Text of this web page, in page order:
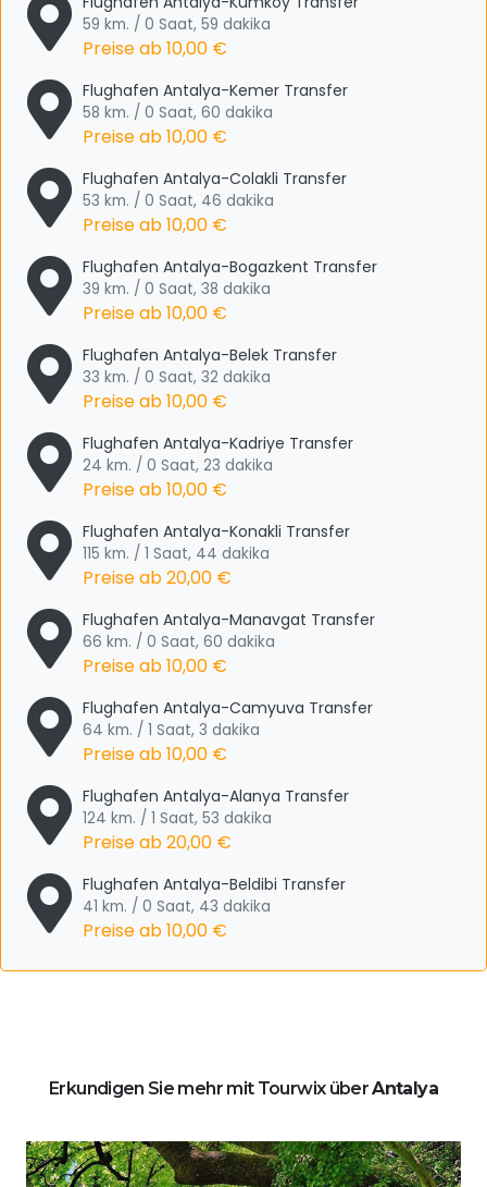
59 km. / 0 Saat, 59 dakika
Preise ab10,00 €
Flughafen Antalya-Kemer Transfer
58 km. / 0 Saat, 60 dakika
Preise ab10,00 €
Flughafen Antalya-Colakli Transfer
53 km. / 0 Saat, 46 dakika
Preise ab10,00 €
Flughafen Antalya-Bogazkent Transfer
39 km. / 0 Saat, 38 dakika
Preise ab10,00 €
Flughafen Antalya-Belek Transfer
33 km. / 0 Saat, 32 dakika
Preise ab10,00 €
Flughafen Antalya-Kadriye Transfer
24 km. / 0 Saat, 23 dakika
Preise ab10,00 €
Flughafen Antalya-Konakli Transfer
115 km. / 1 Saat, 44 dakika
Preise ab20,00 €
Flughafen Antalya-Manavgat Transfer
66 km. / 0 Saat, 60 dakika
Preise ab10,00 €
Flughafen Antalya-Camyuva Transfer
64 km. / 1 Saat, 3 dakika
Preise ab10,00 €
Flughafen Antalya-Alanya Transfer
124 km. / 1 Saat, 53 dakika
Preise ab20,00 €
Flughafen Antalya-Beldibi Transfer
41 km. / 0 Saat, 43 dakika
Preise ab10,00 €
Erkundigen Sie mehr mit Tourwix überAntalya